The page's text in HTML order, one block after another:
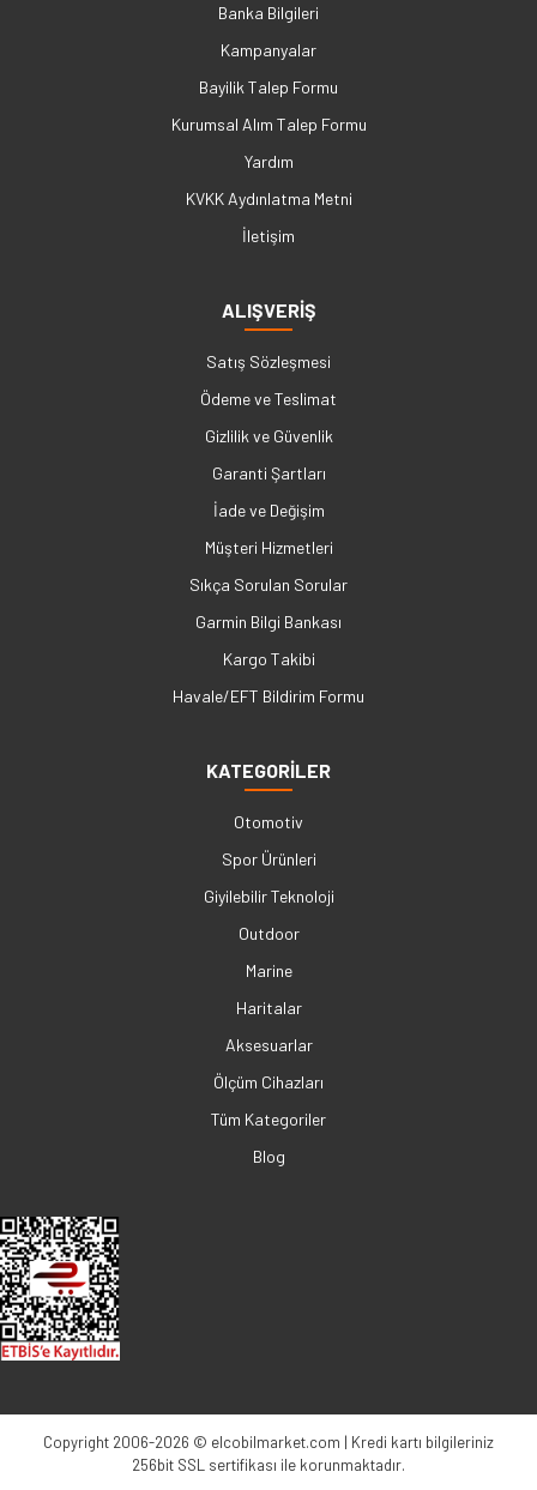
Banka Bilgileri
Kampanyalar
Bayilik Talep Formu
Kurumsal Alım Talep Formu
Yardım
KVKK Aydınlatma Metni
İletişim
ALIŞVERİŞ
Satış Sözleşmesi
Ödeme ve Teslimat
Gizlilik ve Güvenlik
Garanti Şartları
İade ve Değişim
Müşteri Hizmetleri
Sıkça Sorulan Sorular
Garmin Bilgi Bankası
Kargo Takibi
Havale/EFT Bildirim Formu
KATEGORİLER
Otomotiv
Spor Ürünleri
Giyilebilir Teknoloji
Outdoor
Marine
Haritalar
Aksesuarlar
Ölçüm Cihazları
Tüm Kategoriler
Blog
Copyright 2006-2026 © elcobilmarket.com | Kredi kartı bilgileriniz
256bit SSL sertifikası ile korunmaktadır.